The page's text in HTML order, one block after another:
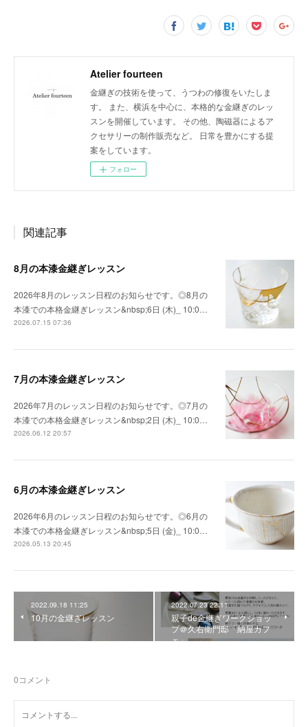
Atelier fourteen
金継ぎの技術を使って、うつわの修復をいたしま
す。 また、横浜を中心に、本格的な金継ぎのレッ
スンを開催しています。 その他、陶磁器によるア
クセサリーの制作販売など。 日常を豊かにする提
案をしています。
フォロー
関連記事
8月の本漆金継ぎレッスン
2026年8月のレッスン日程のお知らせです。◎8月の
本漆での本格金継ぎレッスン&nbsp;6日 (木)_ 10:0…
2026.07.15 07:36
7月の本漆金継ぎレッスン
2026年7月のレッスン日程のお知らせです。◎7月の
本漆での本格金継ぎレッスン&nbsp;2日 (木)_ 10:0…
2026.06.12 20:57
6月の本漆金継ぎレッスン
2026年6月のレッスン日程のお知らせです。◎6月の
本漆での本格金継ぎレッスン&nbsp;5日 (金)_ 10:0…
2026.05.13 20:45
2022.09.18 11:25
10月の金継ぎレッスン
2022.07.23 22:11
親子de金継ぎワークショッ
プ＠久右衛門邸「納屋カフ
ェ」
0コメント